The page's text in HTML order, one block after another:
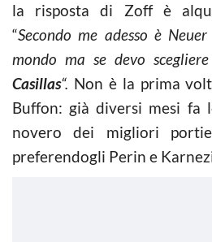
la risposta di Zoff è
“Secondo me adesso è
mondo ma se devo
Casillas“. Non è la prima
Buffon: già diversi mesi fa
novero dei migliori
preferendogli Perin e